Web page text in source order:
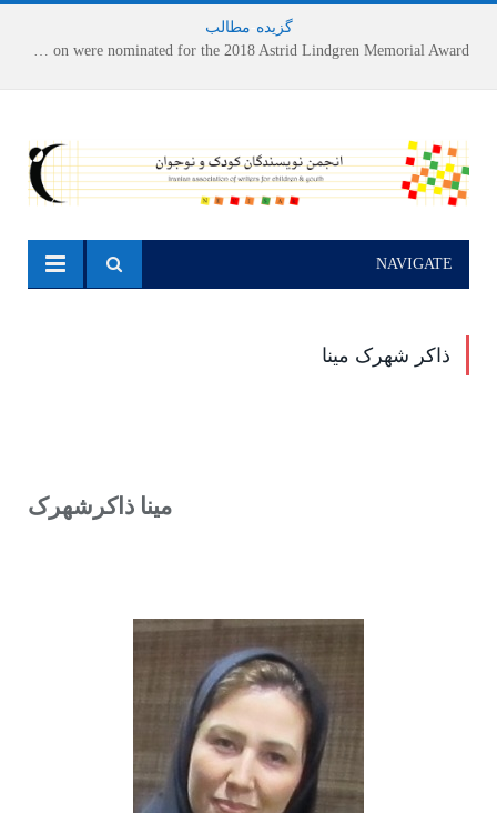
گزیده مطالب
NAVIGATE
ذاکر شهرک مینا
مینا ذاکرشهرک